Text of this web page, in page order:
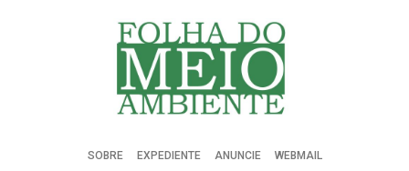
Folha do Meio Ambiente
SOBRE EXPEDIENTE ANUNCIE WEBMAIL